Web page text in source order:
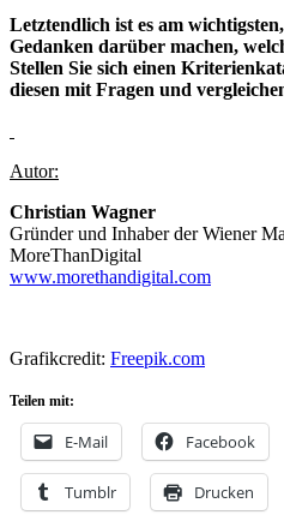
Letztendlich ist es am
Gedanken darüber machen,
Stellen Sie sich einen
diesen mit Fragen und
Autor:
Christian Wagner
Gründer und Inhaber der Wiener
MoreThanDigital
www.morethandigital.com
Grafikcredit: Freepik.com
Teilen mit:
E-Mail Facebook
Tumblr Drucken